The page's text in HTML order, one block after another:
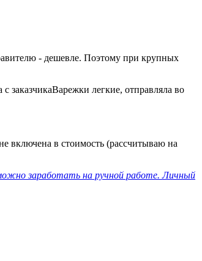
- дешевле. Поэтому при крупных
заказчикаВарежки легкие, отправляла во
включена в стоимость (рассчитываю на
заработать на ручной работе. Личный